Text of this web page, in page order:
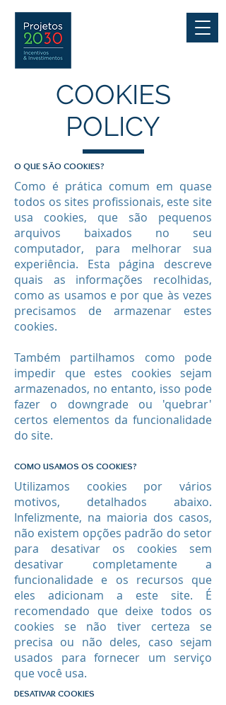
COOKIES
POLICY
O QUE SÃO COOKIES?
Como é prática comum em quase
todos os sites profissionais, este site
usa cookies, que são pequenos
arquivos baixados no seu
computador, para melhorar sua
experiência. Esta página descreve
quais as informações recolhidas,
como as usamos e por que às vezes
precisamos de armazenar estes
cookies.
Também partilhamos como pode
impedir que estes cookies sejam
armazenados, no entanto, isso pode
fazer o downgrade ou 'quebrar'
certos elementos da funcionalidade
do site.
COMO USAMOS OS COOKIES?
Utilizamos cookies por vários
motivos, detalhados abaixo.
Infelizmente, na maioria dos casos,
não existem opções padrão do setor
para desativar os cookies sem
desativar completamente a
funcionalidade e os recursos que
eles adicionam a este site. É
recomendado que deixe todos os
cookies se não tiver certeza se
precisa ou não deles, caso sejam
usados ​​para fornecer um serviço
que você usa.
DESATIVAR COOKIES